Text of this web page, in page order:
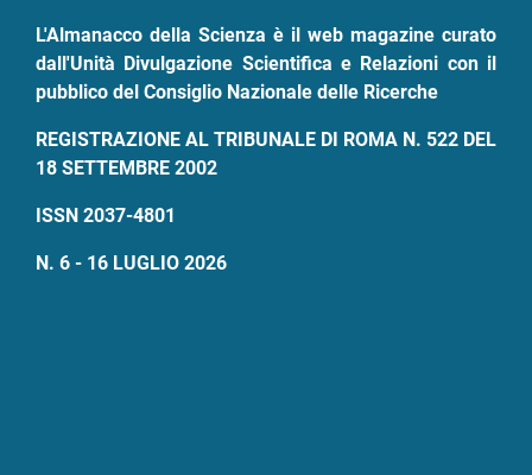
L'Almanacco della Scienza è il web magazine curato
dall'Unità Divulgazione Scientifica e Relazioni con il
pubblico del Consiglio Nazionale delle Ricerche
REGISTRAZIONE AL TRIBUNALE DI ROMA N. 522 DEL
18 SETTEMBRE 2002
ISSN 2037-4801
N. 6 - 16 LUGLIO 2026